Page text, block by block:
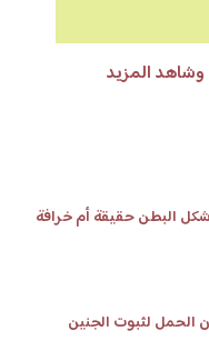
المزيد
البطن حقيقة أم خرافة
الحمل لثبوت الجنين